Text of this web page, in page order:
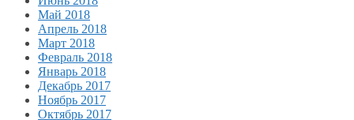
Май 2018
Апрель 2018
Март 2018
Февраль 2018
Январь 2018
Декабрь 2017
Ноябрь 2017
Октябрь 2017